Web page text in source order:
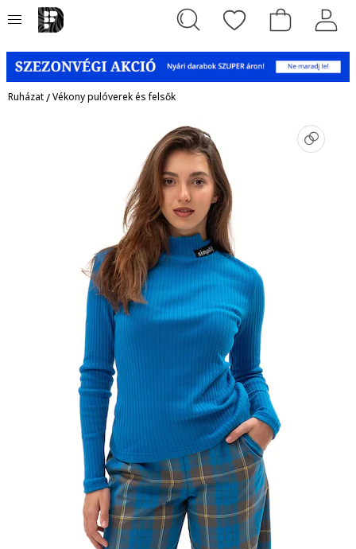
Ruházat/Vékony pulóverek és felsők